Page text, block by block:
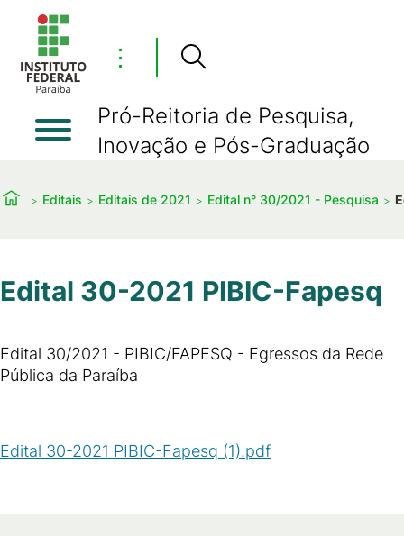
⋮
Pró-Reitoria de Pesquisa,
Inovação e Pós-Graduação
Editais Editais de 2021 Edital n° 30/2021 - Pesquisa
Edital 30-2021 PIBIC-Fapesq
Edital 30/2021 - PIBIC/FAPESQ - Egressos da Rede
Pública da Paraíba
Edital 30-2021 PIBIC-Fapesq (1).pdf